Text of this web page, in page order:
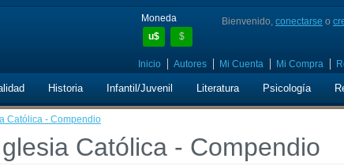
Moneda
u$
$
Bienvenido, conectarse o
Inicio Autores Mi Cuenta Mi Compra
Historia Infantil/Juvenil Literatura Psicología
Católica - Compendio
Católica - Compendio